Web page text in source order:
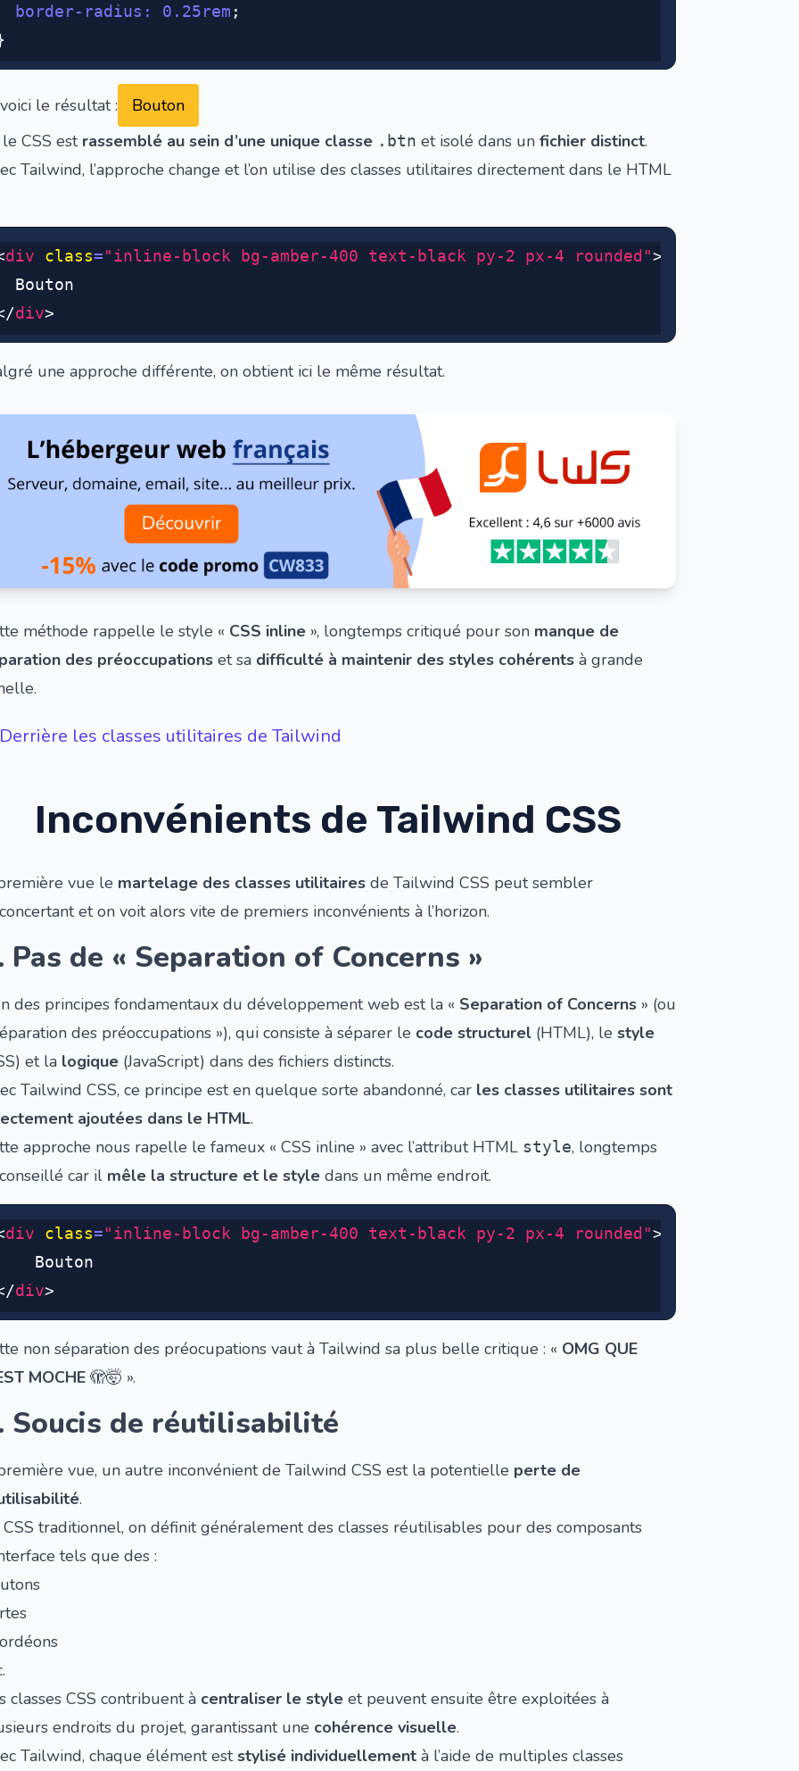
border-radius
: 0.25rem ;
le résultat :
Bouton
le CSS est rassemblé au sein d’une unique classe .btn et isolé dans un fichier distinct.
Tailwind, l’approche change et l’on utilise des classes utilitaires directement dans le HTML
div class="inline-block bg-amber-400 text-black py-2 px-4 rounded">
Bouton
div>
une approche différente, on obtient ici le même résultat.
méthode rappelle le style « CSS inline », longtemps critiqué pour son manque de
des préoccupations et sa difficulté à maintenir des styles cohérents à grande
Derrière les classes utilitaires de Tailwind
Inconvénients de Tailwind CSS
vue le martelage des classes utilitaires de Tailwind CSS peut sembler
et on voit alors vite de premiers inconvénients à l’horizon.
Pas de « Separation of Concerns »
des principes fondamentaux du développement web est la « Separation of Concerns » (ou
des préoccupations »), qui consiste à séparer le code structurel (HTML), le style
et la logique (JavaScript) dans des fichiers distincts.
Tailwind CSS, ce principe est en quelque sorte abandonné, car les classes utilitaires sont
ajoutées dans le HTML.
approche nous rapelle le fameux « CSS inline » avec l’attribut HTML style, longtemps
car il mêle la structure et le style dans un même endroit.
div class="inline-block bg-amber-400 text-black py-2 px-4 rounded">
	Bouton
div>
non séparation des préocupations vaut à Tailwind sa plus belle critique : « OMG QUE
MOCHE 🫣🤯 ».
Soucis de réutilisabilité
vue, un autre inconvénient de Tailwind CSS est la potentielle perte de
.
CSS traditionnel, on définit généralement des classes réutilisables pour des composants
tels que des :
classes CSS contribuent à centraliser le style et peuvent ensuite être exploitées à
endroits du projet, garantissant une cohérence visuelle.
Tailwind, chaque élément eststylisé individuellement à l’aide de multiples classes